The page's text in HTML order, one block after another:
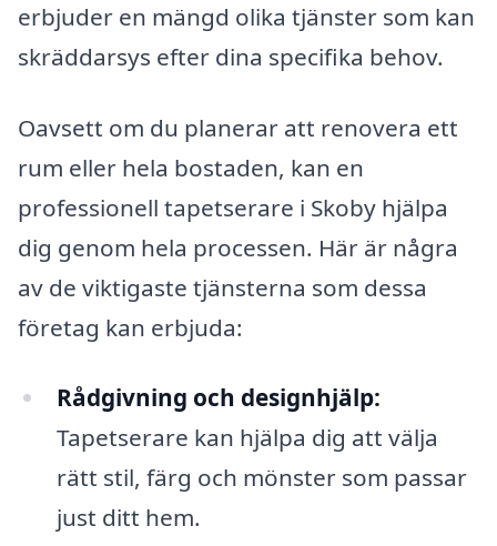
erbjuder en mängd olika tjänster som kan
skräddarsys efter dina specifika behov.
Oavsett om du planerar att renovera ett
rum eller hela bostaden, kan en
professionell tapetserare i Skoby hjälpa
dig genom hela processen. Här är några
av de viktigaste tjänsterna som dessa
företag kan erbjuda:
Rådgivning och designhjälp:
Tapetserare kan hjälpa dig att välja
rätt stil, färg och mönster som passar
just ditt hem.